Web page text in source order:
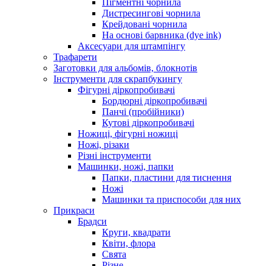
Дистресингові чорнила
Крейдовані чорнила
На основі барвника (dye ink)
Аксесуари для штампінгу
Трафарети
Заготовки для альбомів, блокнотів
Інструменти для скрапбукингу
Фігурні діркопробивачі
Бордюрні діркопробивачі
Панчі (пробійники)
Кутові діркопробивачі
Ножиці, фігурні ножиці
Ножі, різаки
Різні інструменти
Машинки, ножі, папки
Папки, пластини для тиснення
Ножі
Машинки та приспособи для них
Прикраси
Брадси
Круги, квадрати
Квіти, флора
Свята